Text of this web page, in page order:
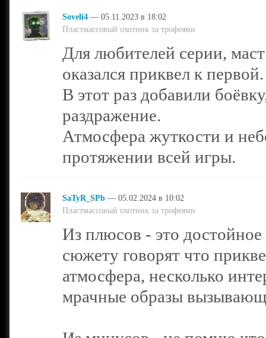
Soveli4— 05.11.2023 в 18:02
Пластмассовый охотник за трофеями
Для любителей серии,
оказался приквел к первой.
В этот раз добавили
раздражение.
Атмосфера жуткости и
протяжении всей игры.
SaTyR_SPb— 05.02.2024 в 10:02
Пластмассовый охотник за трофеями
Из плюсов - это
сюжету говорят что
атмосфера, несколько
мрачные образы